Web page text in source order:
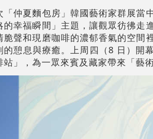
「仲夏麵包房」韓國藝術家群展當
的幸福瞬間」主題，讓觀眾彷彿走
脆聲和現磨咖啡的濃郁香氣的空間
的憩息與療癒。上周四（8 日）開
站」，為一眾來賓及藏家帶來「藝